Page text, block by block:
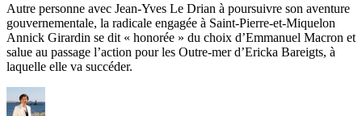
Autre personne avec Jean-Yves Le Drian à poursuivre son aventure
gouvernementale, la radicale engagée à Saint-Pierre-et-Miquelon
Annick Girardin se dit « honorée » du choix d’Emmanuel Macron et
salue au passage l’action pour les Outre-mer d’Ericka Bareigts, à
laquelle elle va succéder.